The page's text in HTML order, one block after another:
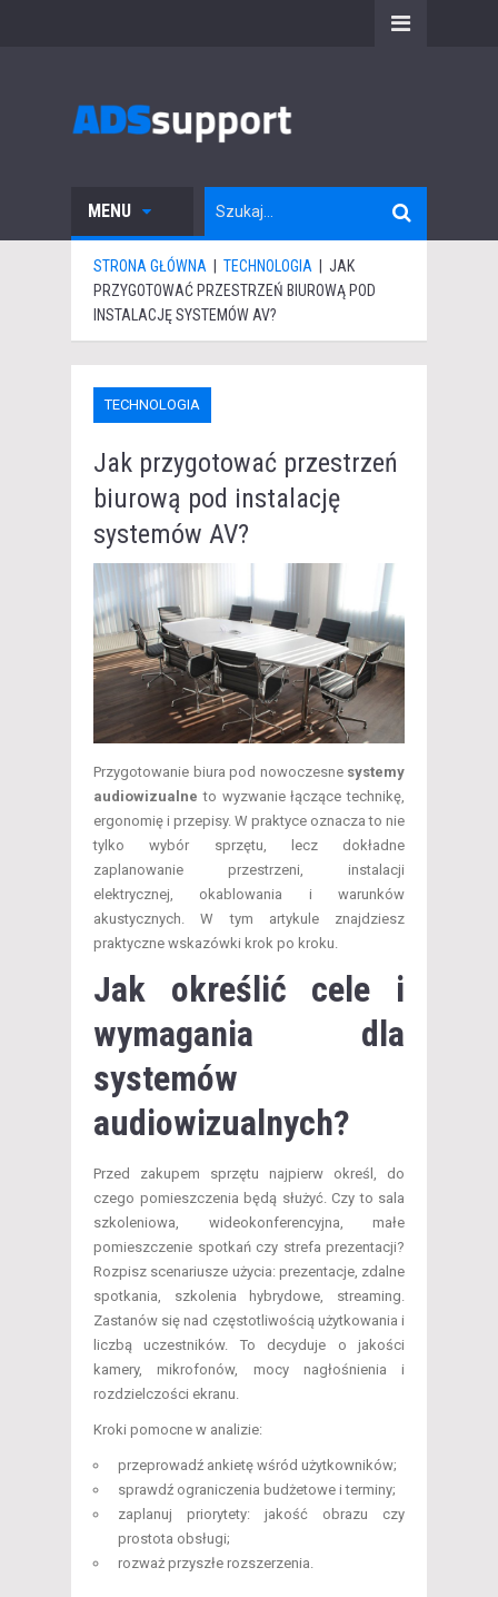
MENU
STRONA GŁÓWNA TECHNOLOGIA
JAK
PRZYGOTOWAĆ PRZESTRZEŃ BIUROWĄ POD
INSTALACJĘ SYSTEMÓW AV?
TECHNOLOGIA
Jak przygotować przestrzeń
biurową pod instalację
systemów AV?
Przygotowanie biura pod nowoczesne systemy
audiowizualne to wyzwanie łączące technikę,
ergonomię i przepisy. W praktyce oznacza to nie
tylko wybór sprzętu, lecz dokładne
zaplanowanie przestrzeni, instalacji
elektrycznej, okablowania i warunków
akustycznych. W tym artykule znajdziesz
praktyczne wskazówki krok po kroku.
Jak określić cele i
wymagania dla
systemów
audiowizualnych?
Przed zakupem sprzętu najpierw określ, do
czego pomieszczenia będą służyć. Czy to sala
szkoleniowa, wideokonferencyjna, małe
pomieszczenie spotkań czy strefa prezentacji?
Rozpisz scenariusze użycia: prezentacje, zdalne
spotkania, szkolenia hybrydowe, streaming.
Zastanów się nad częstotliwością użytkowania i
liczbą uczestników. To decyduje o jakości
kamery, mikrofonów, mocy nagłośnienia i
rozdzielczości ekranu.
Kroki pomocne w analizie:
przeprowadź ankietę wśród użytkowników;
sprawdź ograniczenia budżetowe i terminy;
zaplanuj priorytety: jakość obrazu czy
prostota obsługi;
rozważ przyszłe rozszerzenia.